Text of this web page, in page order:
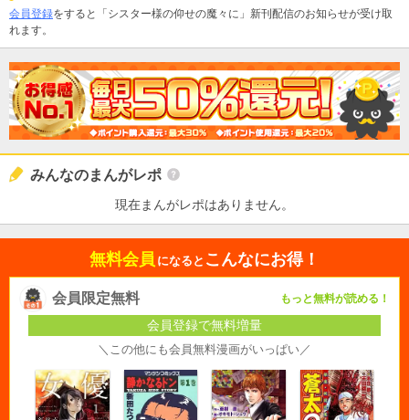
会員登録をすると「シスター様の仰せの魔々に」新刊配信のお知らせが受け取
れます。
みんなのまんがレポ
現在まんがレポはありません。
無料会員 になると こんなにお得！
会員限定無料 もっと無料が読める！
会員登録で無料増量
＼この他にも会員無料漫画がいっぱい／